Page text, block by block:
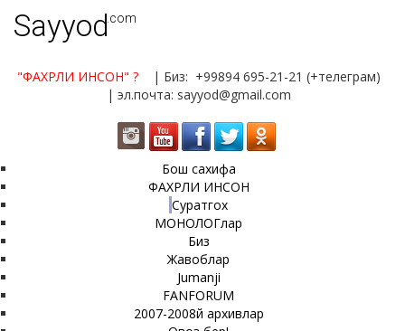
Sayyod.com
"ФАХРЛИ ИНСОН" ?
| Биз: +99894 695-21-21 (+телеграм)
| эл.почта: sayyod@gmail.com
Бош сахифа
ФАХРЛИ ИНСОН
Суратгох
МОНОЛОГлар
Биз
Жавоблар
Jumanji
FANFORUM
2007-2008й архивлар